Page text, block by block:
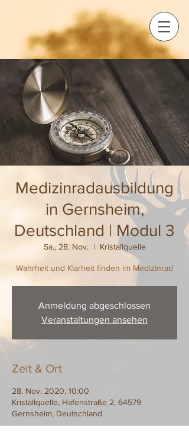
Medizinradausbildung
in Gernsheim,
Deutschland | Modul 3
Sa., 28. Nov.
  |
Kristallquelle
Anmeldung abgeschlossen
Veranstaltungen ansehen
Zeit & Ort
28. Nov. 2020, 10:00
Kristallquelle, Hafenstraße 2, 64579
Gernsheim, Deutschland